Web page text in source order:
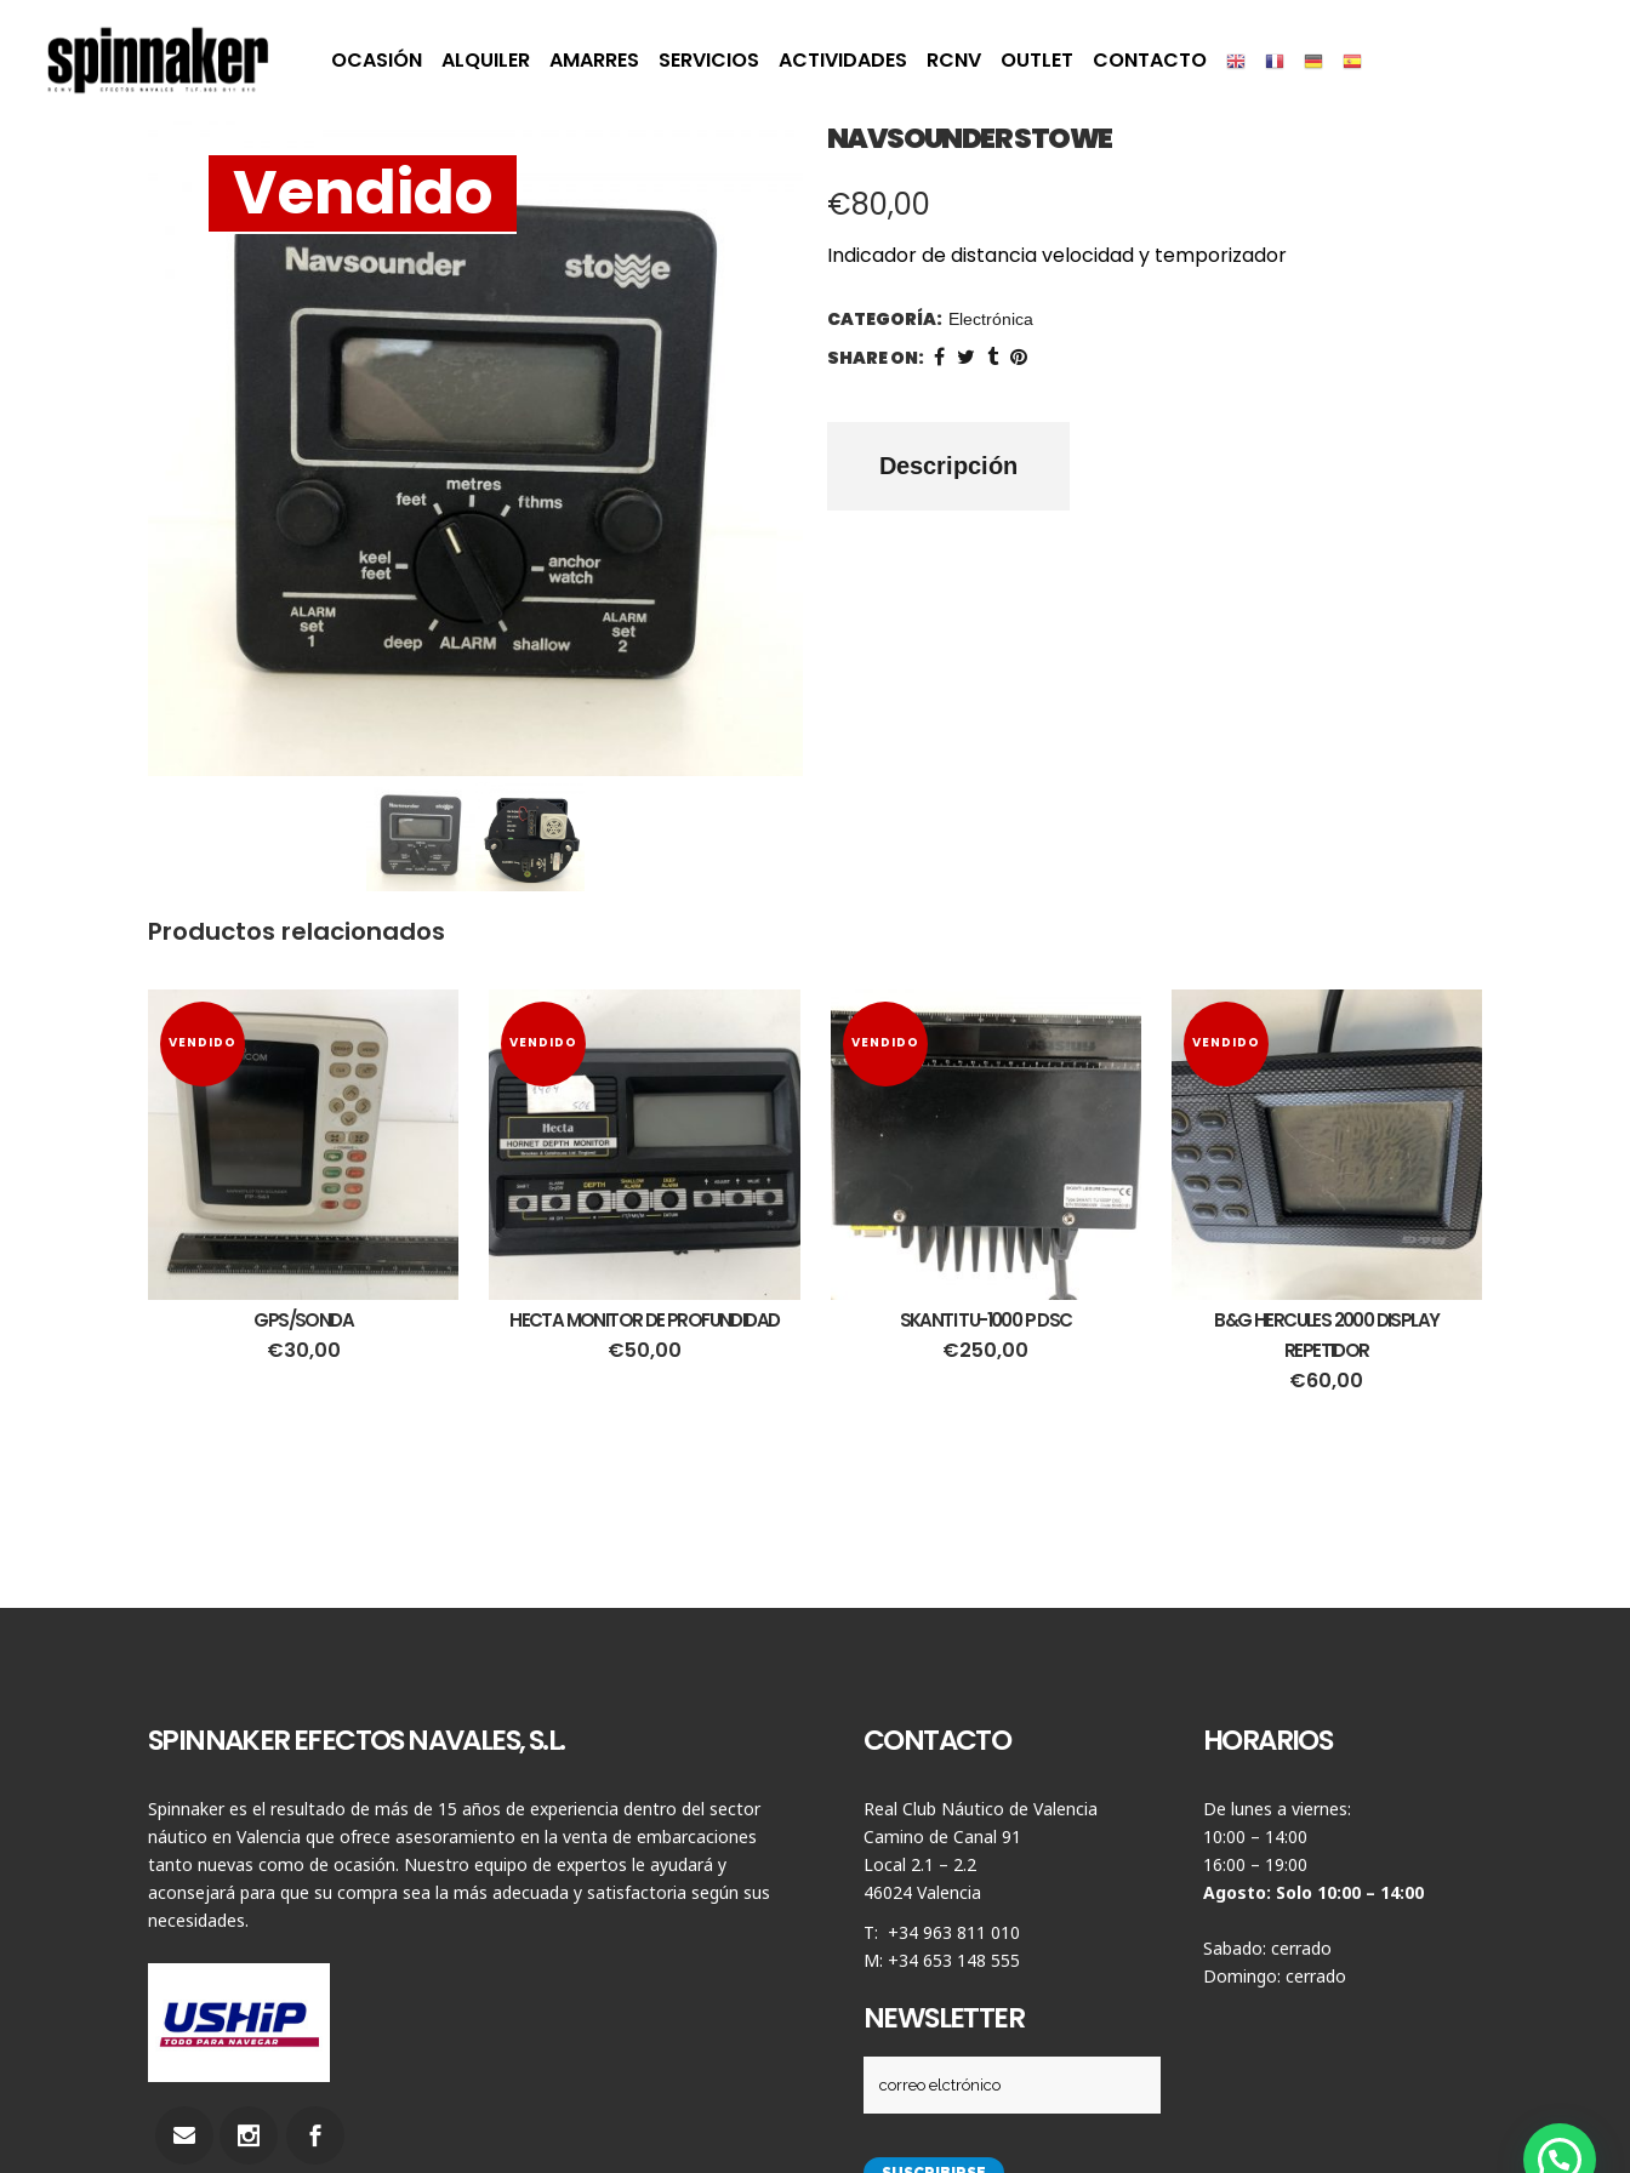
OCASIÓN ALQUILER AMARRES SERVICIOS ACTIVIDADES RCNV OUTLET CONTACTO
NAVSOUNDER STOWE
€80,00
Indicador de distancia velocidad y temporizador
Vendido
CATEGORÍA: Electrónica
SHARE ON:
Descripción
Productos relacionados
VENDIDO
GPS/SONDA
€30,00
VENDIDO
HECTA MONITOR DE PROFUNDIDAD
€50,00
VENDIDO
SKANTI TU-1000 P DSC
€250,00
VENDIDO
B&G HERCULES 2000 DISPLAY
REPETIDOR
€60,00
SPINNAKER EFECTOS NAVALES, S.L.
Spinnaker es el resultado de más de 15 años de experiencia dentro del sector
náutico en Valencia que ofrece asesoramiento en la venta de embarcaciones
tanto nuevas como de ocasión. Nuestro equipo de expertos le ayudará y
aconsejará para que su compra sea la más adecuada y satisfactoria según sus
necesidades.
CONTACTO
Real Club Náutico de Valencia
Camino de Canal 91
Local 2.1 – 2.2
46024 Valencia
T: +34 963 811 010
M: +34 653 148 555
NEWSLETTER
HORARIOS
De lunes a viernes:
10:00 – 14:00
16:00 – 19:00
Agosto: Solo 10:00 – 14:00
Sabado: cerrado
Domingo: cerrado